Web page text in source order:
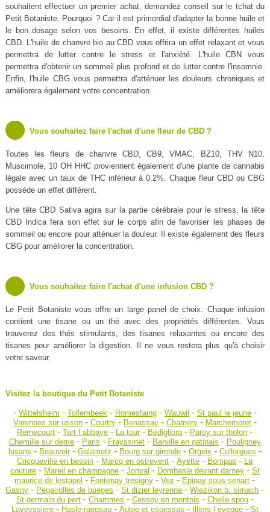
souhaitent effectuer un premier achat, demandez conseil sur le tchat du
Petit Botaniste. Pourquoi ? Car il est primordial d'adapter la bonne huile et
le bon dosage selon vos besoins. En effet, il existe différentes huiles
CBD. L'huile de chanvre bio au CBD vous offrira un effet relaxant et vous
permettra de lutter contre le stress et l'anxiété. L'huile CBN vous
permettra d'obtenir un sommeil plus profond et de lutter contre l'insomnie.
Enfin, l'huile CBG vous permettra d'atténuer les douleurs chroniques et
améliorera également votre concentration.
Vous souhaitez faire l'achat d'une fleur de CBD ?
Toutes les fleurs de chanvre CBD, CB9, VMAC, BZ10, THV N10,
Muscimole, 10 OH HHC proviennent également d'une plante de cannabis
légale avec un taux de THC inférieur à 0.2%. Chaque fleur CBD ou CBG
possède un effet différent.
Une tête CBD Sativa agira sur la partie cérébrale pour le stress, la tête
CBD Indica fera son effet sur le corps afin de favoriser les phases de
sommeil ou encore pour atténuer la douleur. Il existe également des fleurs
CBG pour améliorer la concentration.
Vous souhaitez faire l'achat d'une infusion CBD ?
Le Petit Botaniste vous offre un large panel de choix. Chaque infusion
contient une tisane ou un thé avec des propriétés différentes. Vous
trouverez des thés stimulants, des tisanes relaxantes ou encore des
tisanes pour améliorer la digestion. Il ne vous restera plus qu'à choisir
votre saveur.
Visitez la boutique du Petit Botaniste
- Wittelsheim - Tollembeek - Romestaing- Wauwil - St paul le jeune-
Varennes sur usson- Courtry- Benassay- Chamery- Marchemoret-
Remecourt -Tart l abbaye - La tour- Bedigliora - Paroy sur tholon -
Chemille sur deme- Paris - Frayssinet- Barville en gatinais - Pouligney
lusans - Beauvoir- Galametz - Bourg sur gironde- Orgeix - Collorgues -
Cricqueville en bessin - Marcq en ostrevent -Ayette - Bompas - La
couture- Mareil en champagne- Jonval - Dombasle devant darney- St
maurice de lestapel - Fontenay tresigny -Vez - Epinay sous senart -
Gasny - Pegairolles de bueges -St dizier leyrenne -Wiezikon b. sirnach -
St germain du pert- Chammes - Cessoy en montois - Chelle spou-
Laveyssiere- Hasle-ruegsau- Aubie et espessas - Illiers l eveque- St